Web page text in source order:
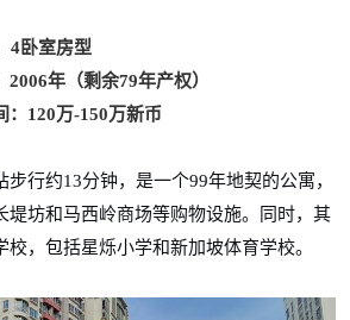
4卧室房型
年（剩余79年产权）
：120万-150万新币
行约13分钟，是一个99年地契的公寓，
堤坊和马西岭商场等购物设施。同时，其
，包括星烁小学和新加坡体育学校。